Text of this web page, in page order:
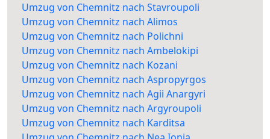
Umzug von Chemnitz nach Stavroupoli
Umzug von Chemnitz nach Alimos
Umzug von Chemnitz nach Polichni
Umzug von Chemnitz nach Ambelokipi
Umzug von Chemnitz nach Kozani
Umzug von Chemnitz nach Aspropyrgos
Umzug von Chemnitz nach Agii Anargyri
Umzug von Chemnitz nach Argyroupoli
Umzug von Chemnitz nach Karditsa